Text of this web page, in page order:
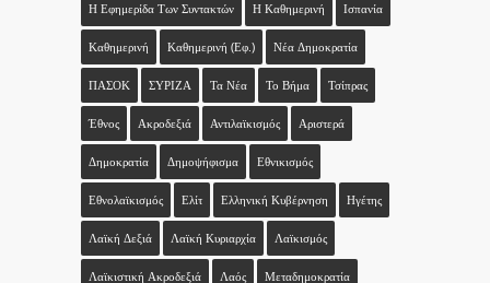
Η Εφημερίδα Των Συντακτών Η Καθημερινή Ισπανία
Καθημερινή Καθημερινή (εφ.) Νέα Δημοκρατία
ΠΑΣΟΚ ΣΥΡΙΖΑ Τα Νέα Το Βήμα Τσίπρας
Έθνος Ακροδεξιά Αντιλαϊκισμός Αριστερά
Δημοκρατία Δημοψήφισμα Εθνικισμός
Εθνολαϊκισμός Ελίτ Ελληνική Κυβέρνηση Ηγέτης
Λαϊκή Δεξιά Λαϊκή Κυριαρχία Λαϊκισμός
Λαϊκιστική Ακροδεξιά Λαός Μεταδημοκρατία